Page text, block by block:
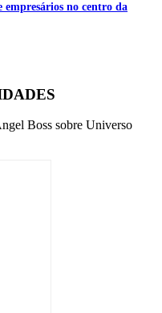
empresários no centro da
Boss sobre Universo